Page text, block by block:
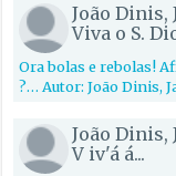
João Dinis,
Viva o S.
Ora bolas e rebolas!
?… Autor: João Dinis,
João Dinis,
V iv'á á...